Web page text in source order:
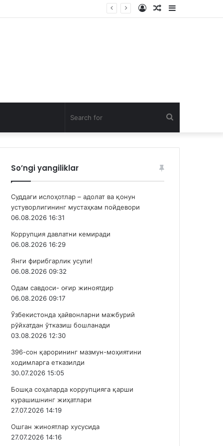
Sidebar
Random
Log
for
So’ngi yangiliklar
Суддаги ислоҳотлар – адолат ва қонун
устуворлигининг мустаҳкам пойдевори
06.08.2026 16:31
Коррупция давлатни кемиради
06.08.2026 16:29
Янги фирибгарлик усули!
06.08.2026 09:32
Одам савдоси- оғир жиноятдир
06.08.2026 09:17
Ўзбекистонда ҳайвонларни мажбурий
рўйхатдан ўтказиш бошланади
03.08.2026 12:30
396-сон қарорининг мазмун-моҳиятини
ходимларга етказилди
30.07.2026 15:05
Бошқа соҳаларда коррупцияга қарши
курашишнинг жиҳатлари
27.07.2026 14:19
Ошган жиноятлар хусусида
27.07.2026 14:16